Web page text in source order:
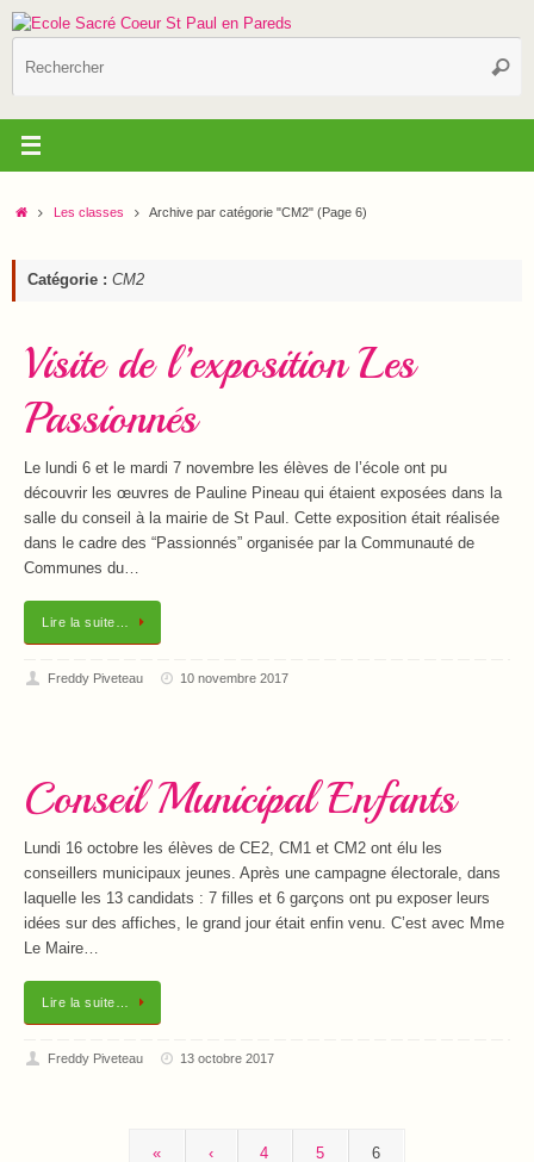
Passer
au
contenu
AccueilLes classes Archive par catégorie "CM2"(Page 6)
Catégorie : CM2
Visite de l’exposition Les
Passionnés
Le lundi 6 et le mardi 7 novembre les élèves de l’école ont pu
découvrir les œuvres de Pauline Pineau qui étaient exposées dans la
salle du conseil à la mairie de St Paul. Cette exposition était réalisée
dans le cadre des “Passionnés” organisée par la Communauté de
Communes du…
Lire la suite…
Freddy Piveteau 10 novembre 2017
Conseil Municipal Enfants
Lundi 16 octobre les élèves de CE2, CM1 et CM2 ont élu les
conseillers municipaux jeunes. Après une campagne électorale, dans
laquelle les 13 candidats : 7 filles et 6 garçons ont pu exposer leurs
idées sur des affiches, le grand jour était enfin venu. C’est avec Mme
Le Maire…
Lire la suite…
Freddy Piveteau 13 octobre 2017
« ‹ 4 5 6